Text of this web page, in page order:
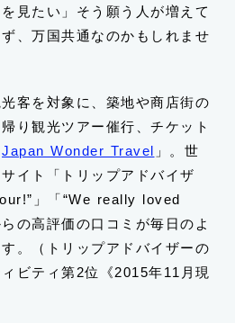
見たい」そう願う人が増えて
、万国共通なのかもしれませ
客を対象に、築地や商店街の
り観光ツアー催行、チケット
Japan Wonder Travel 」。世
イト「トリップアドバイザ
」「“We really loved
の高評価の口コミが毎日のよ
。（トリップアドバイザーの
ビティ第2位《2015年11月現